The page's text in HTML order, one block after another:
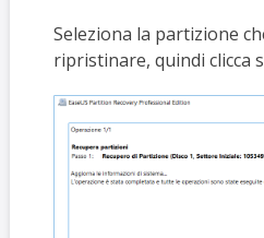
Seleziona la partizione
ripristinare, quindi clicca